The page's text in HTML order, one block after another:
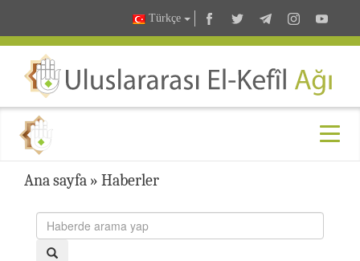
Türkçe
Ana sayfa » Haberler